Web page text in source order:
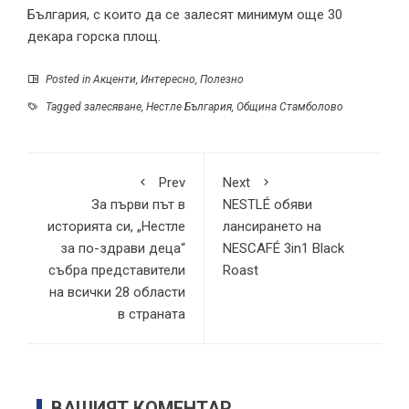
България, с които да се залесят минимум още 30
декара горска площ.
Posted inАкценти, Интересно, Полезно
Tagged залесяване, Нестле България, Община Стамболово
Prev
За първи път в
историята си, „Нестле
за по-здрави деца“
събра представители
на всички 28 области
в страната
Next
NESTLÉ обяви
лансирането на
NESCAFÉ 3in1 Black
Roast